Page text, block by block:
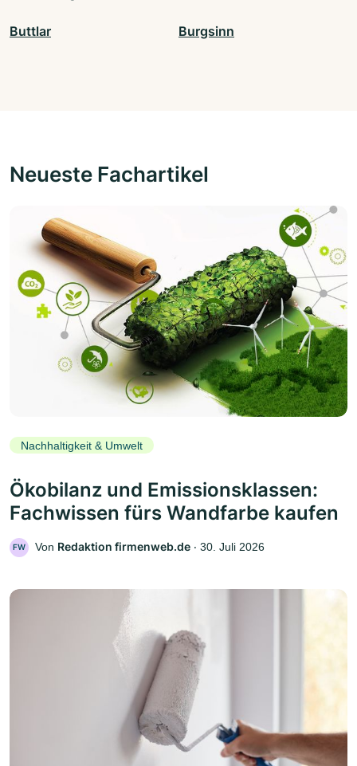
Buttlar Burgsinn
Neueste Fachartikel
Nachhaltigkeit & Umwelt
Ökobilanz und Emissionsklassen:
Fachwissen fürs Wandfarbe kaufen
FW Von Redaktion firmenweb.de ‧ 30. Juli 2026